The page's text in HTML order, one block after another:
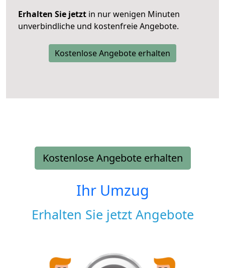
Erhalten Sie jetzt in nur wenigen Minuten
unverbindliche und kostenfreie Angebote.
Kostenlose Angebote erhalten
Kostenlose Angebote erhalten
Ihr Umzug
Erhalten Sie jetzt Angebote